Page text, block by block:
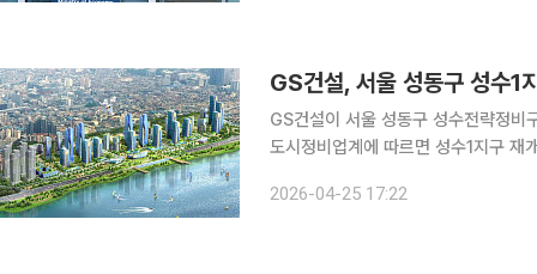
GS건설, 서울 성동구 성수1
GS건설이 서울 성동구 성수전략정비
도시정비업계에 따르면 성수1지구 재
에 단독으로 응찰했다. 도시주거환경
2026-04-25 17:22